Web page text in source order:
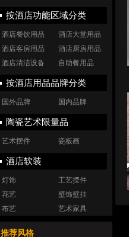
按酒店功能区域分类
酒店餐饮用品
酒店大堂用品
酒店客房用品
酒店厨房用品
酒店清洁设备
自助餐用品
按酒店用品品牌分类
国外品牌 国内品牌
陶瓷艺术限量品
艺术摆件 瓷板画
酒店软装
灯饰
工艺摆件
花艺
壁饰壁挂
布艺
艺术家具
推荐风格